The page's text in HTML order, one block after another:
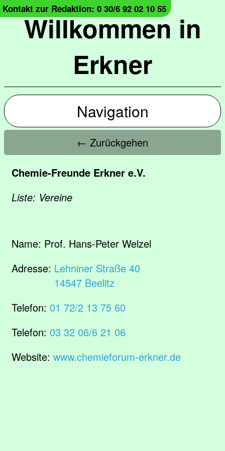
Willkommen in
Erkner
Kontakt zur Redaktion: 0 30/6 92 02 10 55
Navigation
← Zurückgehen
Chemie-Freunde Erkner e.V.
Liste: Vereine
Name: Prof. Hans-Peter Welzel
Adresse: Lehniner Straße 40
14547 Beelitz
Telefon: 01 72/2 13 75 60
Telefon: 03 32 06/6 21 06
Website: www.chemieforum-erkner.de